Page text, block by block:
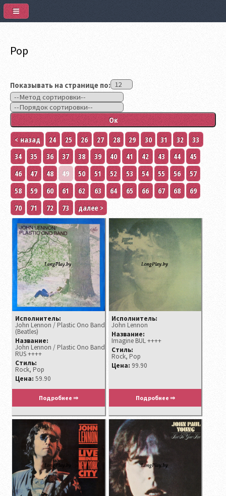
Pop
Показывать на странице по:
< назад 24 25 26 27 28 29 30 31 32
33
34
35 36 37 38 39 40 41 42 43 44
45
46
47 48 49 50 51 52 53 54 55 56
57
58
59 60 61 62 63 64 65 66 67 68
69
70
71 72 73 далее >
Исполнитель:
John Lennon / Plastic Ono Band
(Beatles)
Название:
John Lennon / Plastic Ono Band
RUS ++++
Стиль:
Rock, Pop
Цена: 59.90
Подробнее ⇒
Исполнитель:
John Lennon ‎
Название:
Imagine BUL ++++
Стиль:
Rock, Pop
Цена: 99.90
Подробнее ⇒